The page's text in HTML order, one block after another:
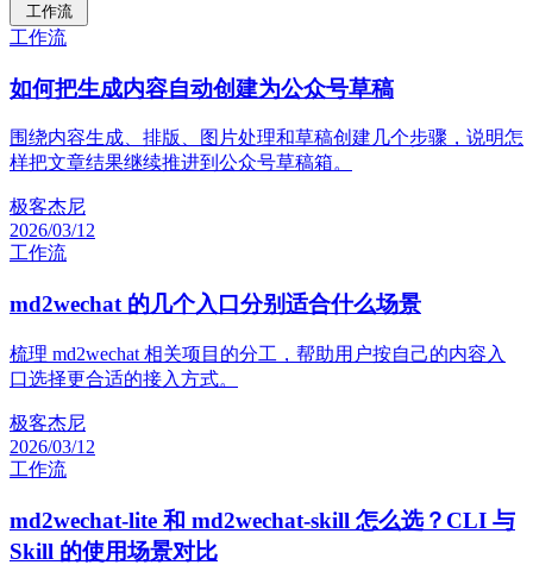
工作流
工作流
如何把生成内容自动创建为公众号草稿
围绕内容生成、排版、图片处理和草稿创建几个步骤，说明怎
样把文章结果继续推进到公众号草稿箱。
极客杰尼
2026/03/12
工作流
md2wechat 的几个入口分别适合什么场景
梳理 md2wechat 相关项目的分工，帮助用户按自己的内容入
口选择更合适的接入方式。
极客杰尼
2026/03/12
工作流
md2wechat-lite 和 md2wechat-skill 怎么选？CLI 与
Skill 的使用场景对比